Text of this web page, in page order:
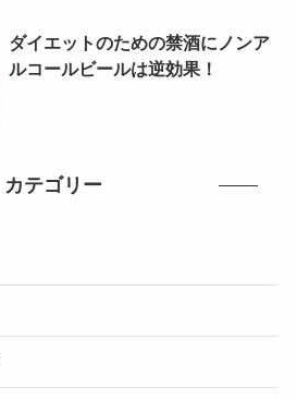
ダイエットのための禁酒にノンア
ルコールビールは逆効果！
カテゴリー